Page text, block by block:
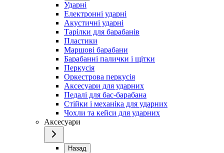
Ударні
Електронні ударні
Акустичні ударні
Тарілки для барабанів
Пластики
Маршові барабани
Барабанні палички і щітки
Перкусія
Оркестрова перкусія
Аксесуари для ударних
Педалі для бас-барабана
Стійки і механіка для ударних
Чохли та кейси для ударних
Аксесуари
Назад